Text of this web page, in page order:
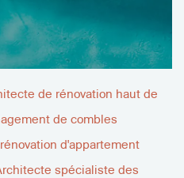
de rénovation haut de
de combles
d'appartement
spécialiste des